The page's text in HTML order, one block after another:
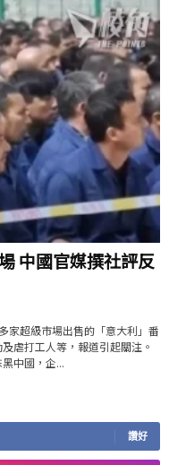
中國官媒撰社評反
家超級市場出售的「意大利」番
虐打工人等，報道引起關注。
中國，企...
讚好